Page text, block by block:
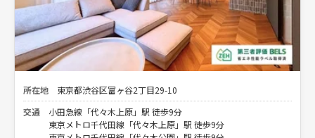
所在地
東京都渋谷区富ヶ谷2丁目29-10
交通
小田急線「代々木上原」駅 徒歩9分
東京メトロ千代田線「代々木上原」駅 徒歩9分